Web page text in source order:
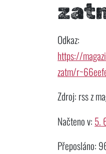
Odkaz:
https://
zatm/
Zdroj: rss z
Načteno v: 5.
Přeposláno: